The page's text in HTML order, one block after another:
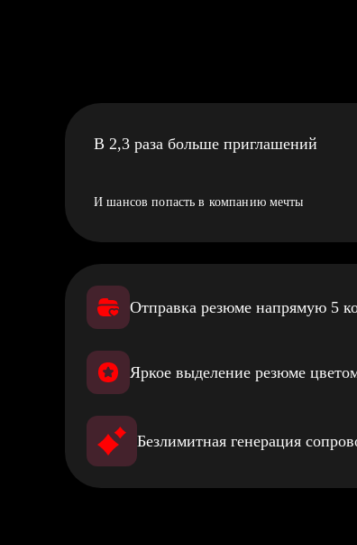
В 2,3 раза больше приглашений
И шансов попасть в компанию мечты
Отправка резюме напрямую 5
Яркое выделение резюме
Безлимитная генерация